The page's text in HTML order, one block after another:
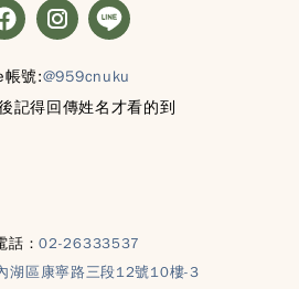
帳號:@959cnuku
記得回傳姓名才看的到
話：02-26333537
湖區康寧路三段12號10樓-3